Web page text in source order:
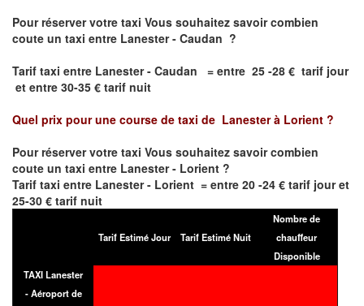
Pour réserver votre taxi Vous souhaitez savoircombien
coute un taxi entre Lanester - Caudan ?
Tarif taxi entre Lanester - Caudan = entre 25 -28 € tarif jour
et entre 30-35 € tarif nuit
Quel prix pour une course de taxi de Lanester à Lorient ?
Pour réserver votre taxi Vous souhaitez savoircombien
coute un taxi entre Lanester - Lorient ?
Tarif taxi entre Lanester - Lorient = entre 20 -24 € tarif jour et
25-30 € tarif nuit
Tarif Estimé Jour Tarif Estimé Nuit
Nombre de
chauffeur
Disponible
TAXI Lanester
- Aéroport de